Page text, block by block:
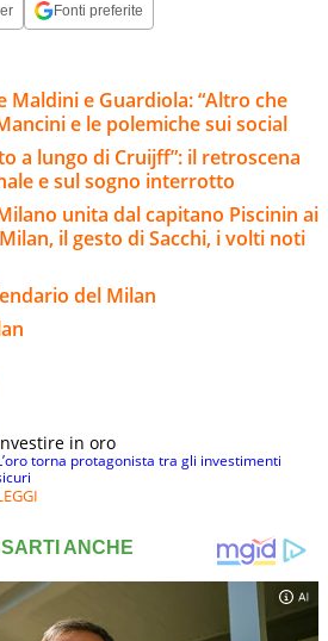
Fonti preferite
Maldini e Guardiola: “Altro che
e le polemiche sui social
a lungo di Cruijff”: il retroscena
e sul sogno interrotto
unita dal capitano Piscinin ai
il gesto di Sacchi, i volti noti
del Milan
in oro
torna protagonista tra gli investimenti